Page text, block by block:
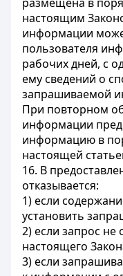
настоящим
информации
пользователя
рабочих дней, с
ему сведений о
запрашиваемой
При повторном
информации
информацию в
настоящей
16. В
отказывается:
1) если
установить
2) если запрос не
настоящего
3) если